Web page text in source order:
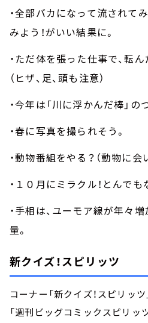
・全部バカになって流されて
みよう！がいい結果に。
・ただ体を張った仕事で、転
（ヒザ、足、頭も注意）
・今年は「川に浮かんだ棒」の
・春に写真を撮られそう。
・動物番組をやる？（動物に
・１０月にミラクル！とんでも
・手相は、ユーモア線が年々
量。
新クイズ！スピリッツ
コーナー「新クイズ！スピリッ
「週刊ビッグコミックスピリッ